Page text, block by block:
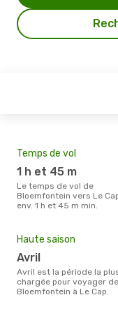
Temps de vol
1 h et 45 m
Le temps de vol de
Bloemfontein vers Le
env. 1 h et 45 m min.
Haute saison
avril
avril est la période la plus
chargée pour voyager de
Bloemfontein à Le Cap.